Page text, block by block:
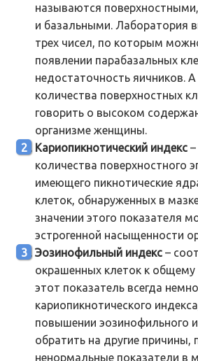
называются
и базальными. Лаборатория
трех чисел, по которым
появлении парабазальных
недостаточность яичников.
количества поверхностных
говорить о высоком
организме женщины.
Кариопикнотический индекс
количества поверхностного
имеющего пикнотические
клеток, обнаруженных в
значении этого показателя
эстрогенной насыщенности
Эозинофильный индекс –
окрашенных клеток к общему
этот показатель всегда
кариопикнотического
повышении эозинофильного
обратить на другие
ненормальные показатели в